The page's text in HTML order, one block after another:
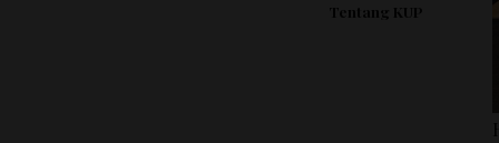
Tentang KUP